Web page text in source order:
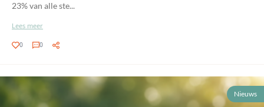
23% van alle ste...
Lees meer
0 0
Nieuws